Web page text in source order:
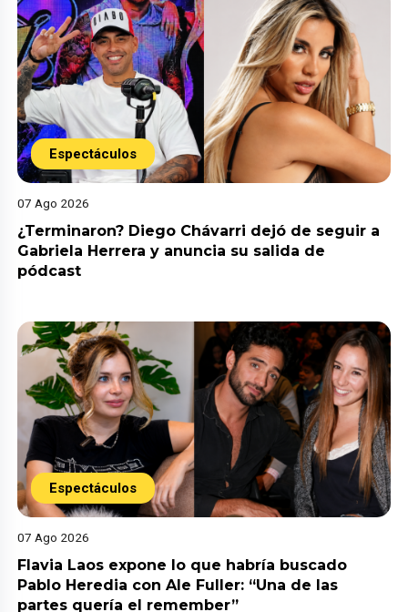
Espectáculos
07 Ago 2026
¿Terminaron? Diego Chávarri dejó de seguir a
Gabriela Herrera y anuncia su salida de
pódcast
Espectáculos
07 Ago 2026
Flavia Laos expone lo que habría buscado
Pablo Heredia con Ale Fuller: “Una de las
partes quería el remember”